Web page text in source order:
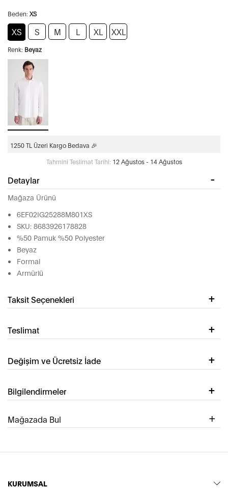
Beden: XS
XS S M L XL XXL
Renk: Beyaz
1250 TL Üzeri Kargo Bedava 🎉
Tahmini Teslimat Tarihi: 12 Ağustos - 14 Ağustos
Detaylar
Mağaza Ürünü
6EF02IG25288M801XS
SKU: 8683926178828
%50 Pamuk %50 Polyester
Beyaz
Formal
Armürlü
Taksit Seçenekleri
Teslimat
Değişim ve Ücretsiz İade
Bilgilendirmeler
Mağazada Bul
KURUMSAL